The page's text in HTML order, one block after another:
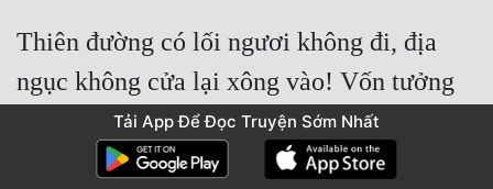
Thiên đường có lối ngươi không đi, địa
ngục không cửa lại xông vào! Vốn tưởng
rằng hôm nay không tìm được cơ hội nào,
không ngờ Từ Canh lại tự mình dâng tới
Tải App Để Đọc Truyện Sớm Nhất